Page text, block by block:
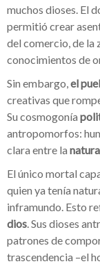
muchos dioses. El
permitió crear
del comercio, de la
conocimientos de
Sin embargo,el
creativas que
Su cosmogonía
antropomorfos:
clara entre la
El único mortal
quien ya tenía
inframundo. Esto
dios. Sus dioses
patrones de
trascendencia –el